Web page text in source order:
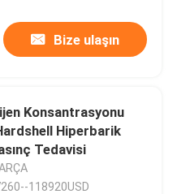
Bize ulaşın
Konsantrasyonu
Hiperbarik
Tedavisi
118920USD